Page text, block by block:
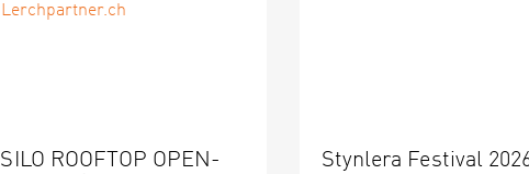
SILO ROOFTOP OPEN-
Stynlera Festival